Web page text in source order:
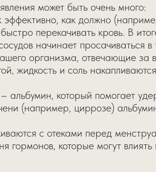
может быть очень много:
эффективно, как должно
перекачивать кровь. В
начинает просачиваться в
организма, отвечающие за
жидкость и соль
альбумин, который помогает
(например, циррозе)
с отеками перед
гормонов, которые могут